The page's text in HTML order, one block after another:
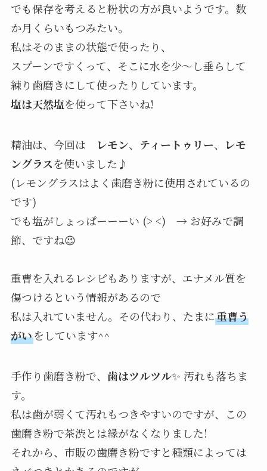
でも保存を考えると粉状の方が良いようです。数
か月くらいもつみたい。
私はそのままの状態で使ったり、
スプーンですくって、そこに水を少～し垂らして
練り歯磨きにして使ったりしています。
塩は天然塩を使って下さいね!
精油は、今回は レモン、 ティートゥリー、
レモ
ングラスを使いました♪
(レモングラスはよく歯磨き粉に使用されているの
です)
でも塩がしょっぱーーーい (> <) → お好みで調
節、ですね😉
重曹を入れるレシピもありますが、エナメル質を
傷つけるという情報があるので
私は入れていません。その代わり、たまに重曹う
がいをしています^^
手作り歯磨き粉で、 歯はツルツル✨ 汚れも落ちま
す。
私は歯が弱くて汚れもつきやすいのですが、この
歯磨き粉で茶渋とは縁がなくなりました!
それから、市販の歯磨き粉ですと種類によっては